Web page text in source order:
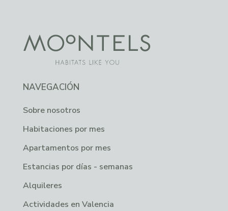
NAVEGACIÓN
Sobre nosotros
Habitaciones por mes
Apartamentos por mes
Estancias por días - semanas
Alquileres
Actividades en Valencia